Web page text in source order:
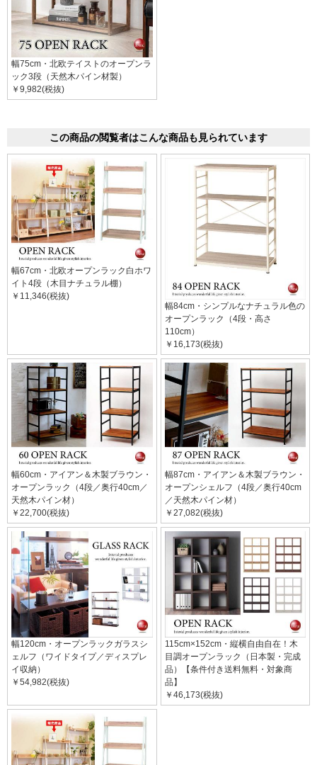
幅75cm・北欧テイストのオープンラ
ック3段（天然木パイン材製）
￥9,982(税抜)
この商品の閲覧者はこんな商品も見られています
幅67cm・北欧オープンラック白ホワ
イト4段（木目ナチュラル棚）
￥11,346(税抜)
幅84cm・シンプルなナチュラル色の
オープンラック（4段・高さ
110cm）
￥16,173(税抜)
幅60cm・アイアン＆木製ブラウン・
オープンラック（4段／奥行40cm／
天然木パイン材）
￥22,700(税抜)
幅87cm・アイアン＆木製ブラウン・
オープンシェルフ（4段／奥行40cm
／天然木パイン材）
￥27,082(税抜)
幅120cm・オープンラックガラスシ
ェルフ（ワイドタイプ／ディスプレ
イ収納）
￥54,982(税抜)
115cm×152cm・縦横自由自在！木
目調オープンラック（日本製・完成
品）【条件付き送料無料・対象商
品】
￥46,173(税抜)